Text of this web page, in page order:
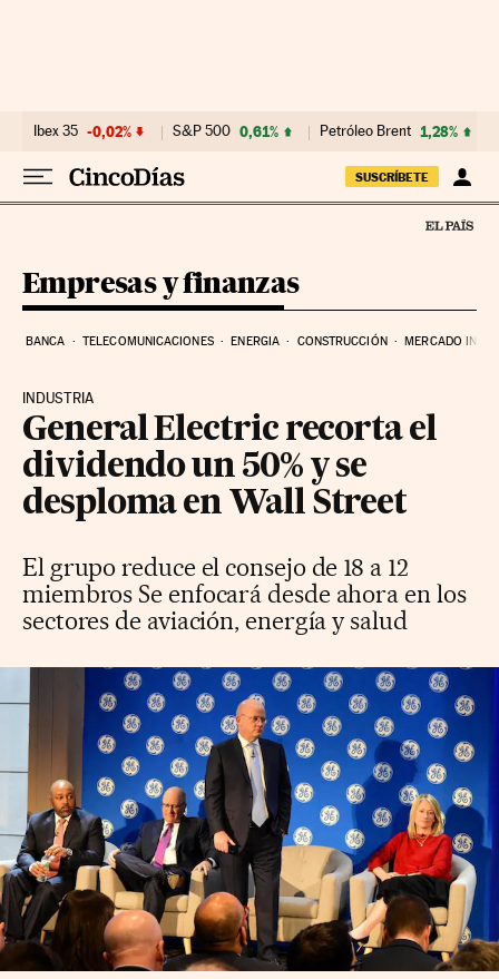
Ibex 35 -0,02% S&P 500 0,61% Petróleo Brent 1,28%
SUSCRÍBETE
Empresas y finanzas
BANCA TELECOMUNICACIONES ENERGIA CONSTRUCCIÓN MERCADO
INDUSTRIA
General Electric recorta el
dividendo un 50% y se
desploma en Wall Street
El grupo reduce el consejo de 18 a 12
miembros Se enfocará desde ahora en los
sectores de aviación, energía y salud